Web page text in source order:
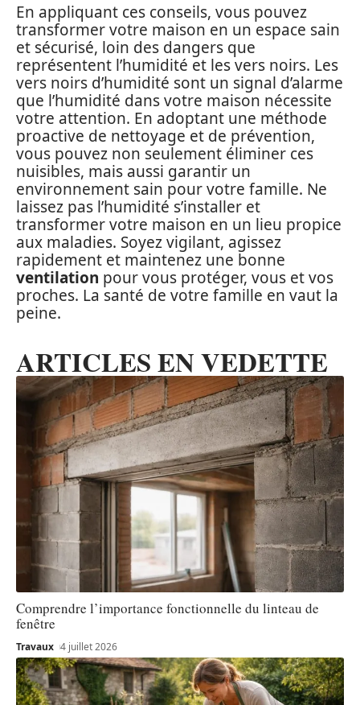
En appliquant ces conseils, vous pouvez
transformer votre maison en un espace sain
et sécurisé, loin des dangers que
représentent l’humidité et les vers noirs. Les
vers noirs d’humidité sont un signal d’alarme
que l’humidité dans votre maison nécessite
votre attention. En adoptant une méthode
proactive de nettoyage et de prévention,
vous pouvez non seulement éliminer ces
nuisibles, mais aussi garantir un
environnement sain pour votre famille. Ne
laissez pas l’humidité s’installer et
transformer votre maison en un lieu propice
aux maladies. Soyez vigilant, agissez
rapidement et maintenez une bonne
ventilation pour vous protéger, vous et vos
proches. La santé de votre famille en vaut la
peine.
ARTICLES EN VEDETTE
Comprendre l’importance fonctionnelle du linteau de
fenêtre
Travaux 4 juillet 2026